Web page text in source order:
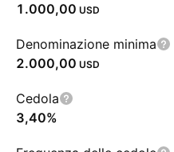
1.000,00 USD
Denominazione minima
2.000,00 USD
Cedola
3,40%